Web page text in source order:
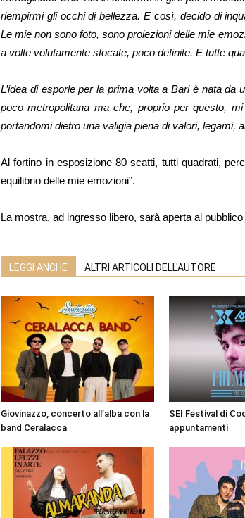
riempirmi gli occhi di bellezza. E così, decido di
Le mie non sono foto, sono proiezioni delle mie
a volte volutamente sfocate, poco definite. E tutte
L’idea di esporle per la prima volta a Bari è nata da
poco metropolitana ma che, proprio per questo,
portandomi dietro una valigia piena di valori, legami,
Al fortino in esposizione 80 scatti, tutti quadrati,
equilibrio delle mie emozioni”.
La mostra, ad ingresso libero, sarà aperta al
LEGGI ANCHE ALTRI ARTICOLI DELL'AUTORE
Giovinazzo, concerto all’alba con la
band Ceralacca
SEI Festival di
appuntamenti